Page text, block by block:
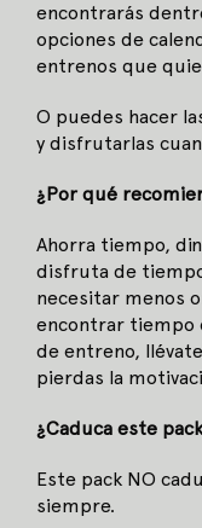
encontrarás
opciones de
entrenos que
O puedes hacer
y disfrutarlas
¿Por qué
Ahorra tiempo,
disfruta de
necesitar menos
encontrar tiempo
de entreno,
pierdas la
¿Caduca este
Este pack NO
siempre.